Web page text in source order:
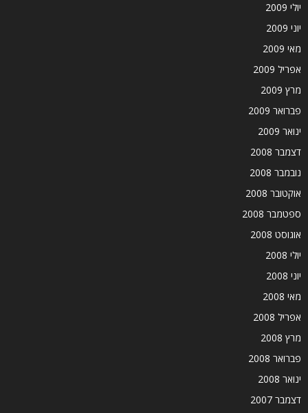
יולי 2009
יוני 2009
מאי 2009
אפריל 2009
מרץ 2009
פברואר 2009
ינואר 2009
דצמבר 2008
נובמבר 2008
אוקטובר 2008
ספטמבר 2008
אוגוסט 2008
יולי 2008
יוני 2008
מאי 2008
אפריל 2008
מרץ 2008
פברואר 2008
ינואר 2008
דצמבר 2007